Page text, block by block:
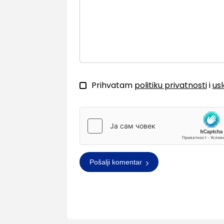
Prihvatam politiku privatnostii
Pošalji komentar